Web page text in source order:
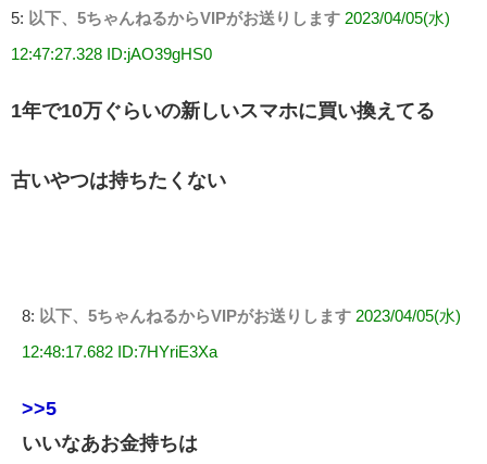
5: 以下、5ちゃんねるからVIPがお送りします 2023/04/05(水)
12:47:27.328 ID:jAO39gHS0
1年で10万ぐらいの新しいスマホに買い換えてる
古いやつは持ちたくない
8: 以下、5ちゃんねるからVIPがお送りします 2023/04/05(水)
12:48:17.682 ID:7HYriE3Xa
>>5
いいなあお金持ちは